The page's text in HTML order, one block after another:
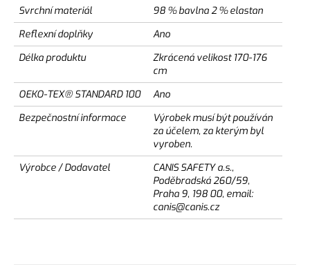
Svrchní materiál
98 % bavlna 2 % elastan
Reflexní doplňky
Ano
Délka produktu
Zkrácená velikost 170-176
cm
OEKO-TEX® STANDARD 100
Ano
Bezpečnostní informace
Výrobek musí být používán
za účelem, za kterým byl
vyroben.
Výrobce / Dodavatel
CANIS SAFETY a.s.,
Poděbradská 260/59,
Praha 9, 198 00, email:
canis@canis.cz